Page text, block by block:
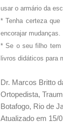
usar o armário da
* Tenha certeza
encorajar mudanças.
* Se o seu filho tem
livros didáticos para
Dr. Marcos Britto
Ortopedista,
Botafogo, Rio de
Atualizado em 15/